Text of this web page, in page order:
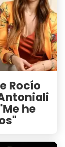
Rocío
he